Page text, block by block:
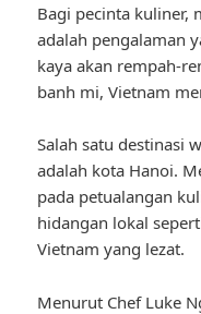
Bagi pecinta kuliner,
adalah pengalaman
kaya akan rempah-
banh mi, Vietnam
Salah satu destinasi
adalah kota Hanoi.
pada petualangan
hidangan lokal
Vietnam yang lezat.
Menurut Chef Luke